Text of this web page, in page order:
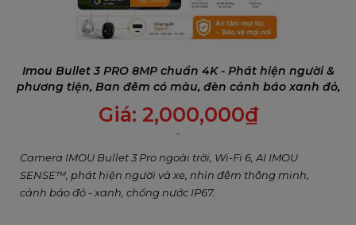
tường tốt hơn, giúp mở rộng phạm vi giám sát an
ninh.
Imou Bullet 3 PRO 8MP chuẩn 4K - Phát hiện người &
phương tiện, Ban đêm có màu, đèn cảnh báo xanh đỏ,
Giá: 2,000,000₫
Camera IMOU Bullet 3 Pro ngoài trời, Wi-Fi 6, AI IMOU
SENSE™, phát hiện người và xe, nhìn đêm thông minh,
cảnh báo đỏ - xanh, chống nước IP67.